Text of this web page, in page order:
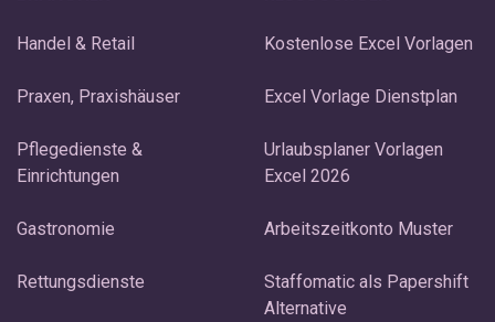
Handel & Retail
Praxen, Praxishäuser
Pflegedienste &
Einrichtungen
Gastronomie
Rettungsdienste
Kostenlose Excel Vorlagen
Excel Vorlage Dienstplan
Urlaubsplaner Vorlagen
Excel 2026
Arbeitszeitkonto Muster
Staffomatic als Papershift
Alternative